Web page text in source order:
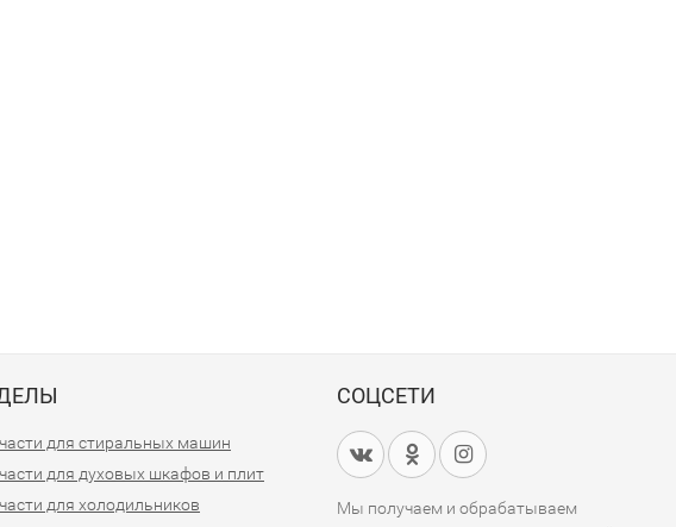
для стиральных машин
для духовых шкафов и плит
для холодильников
СОЦСЕТИ
Мы получаем и обрабатываем